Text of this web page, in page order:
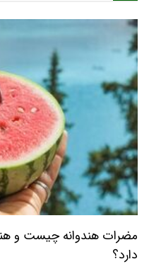
مضرات هندوانه چیست و
دارد؟